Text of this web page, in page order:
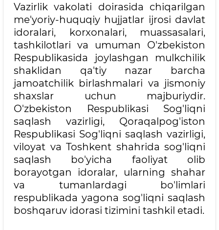
Vazirlik vakolati doirasida chiqarilgan
me'yoriy-huquqiy hujjatlar ijrosi davlat
idoralari, korxonalari, muassasalari,
tashkilotlari va umuman O'zbekiston
Respublikasida joylashgan mulkchilik
shaklidan qa'tiy nazar barcha
jamoatchilik birlashmalari va jismoniy
shaxslar uchun majburiydir.
O'zbekiston Respublikasi Sog'liqni
saqlash vazirligi, Qoraqalpog'iston
Respublikasi Sog'liqni saqlash vazirligi,
viloyat va Toshkent shahrida sog'liqni
saqlash bo'yicha faoliyat olib
borayotgan idoralar, ularning shahar
va tumanlardagi bo'limlari
respublikada yagona sog'liqni saqlash
boshqaruv idorasi tizimini tashkil etadi.